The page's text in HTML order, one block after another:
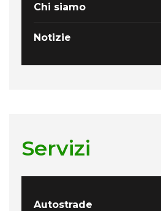
Chi siamo
Notizie
Servizi
Autostrade